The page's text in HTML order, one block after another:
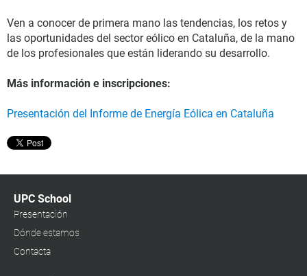
Ven a conocer de primera mano las tendencias, los retos y
las oportunidades del sector eólico en Cataluña, de la mano
de los profesionales que están liderando su desarrollo.
Más información e inscripciones:
Presentación del Informe de Energía Eólica en Cataluña
UPC School
Presentación
Dónde estamos
Contacta